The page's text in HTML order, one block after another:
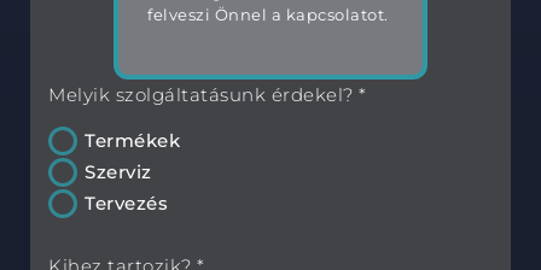
felveszi Önnel a kapcsolatot.
Melyik szolgáltatásunk érdekel? *
Termékek
Szerviz
Tervezés